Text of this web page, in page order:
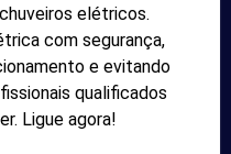
elétricos.
com segurança,
e evitando
qualificados
Ligue agora!